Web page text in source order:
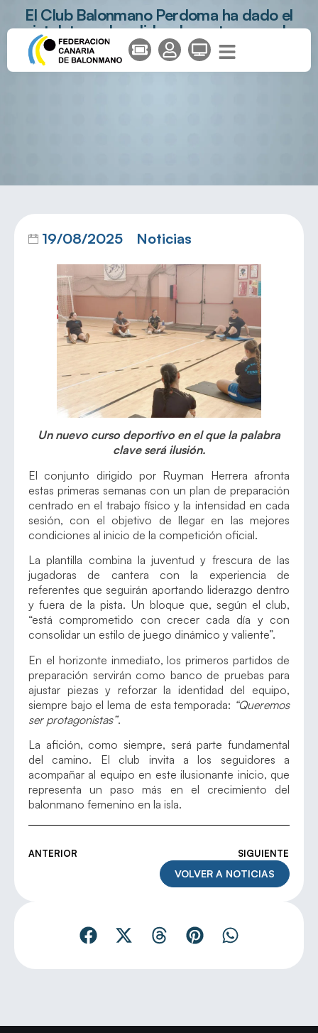
El Club Balonmano Perdoma ha dado el
pistoletazo de salida a la pretemporada
de su equipo de División de Honor Plata
Femenina,
19/08/2025 Noticias
Un nuevo curso deportivo en el que la palabra
clave será ilusión.
El conjunto dirigido por Ruyman Herrera afronta
estas primeras semanas con un plan de preparación
centrado en el trabajo físico y la intensidad en cada
sesión, con el objetivo de llegar en las mejores
condiciones al inicio de la competición oficial.
La plantilla combina la juventud y frescura de las
jugadoras de cantera con la experiencia de
referentes que seguirán aportando liderazgo dentro
y fuera de la pista. Un bloque que, según el club,
“está comprometido con crecer cada día y con
consolidar un estilo de juego dinámico y valiente”.
En el horizonte inmediato, los primeros partidos de
preparación servirán como banco de pruebas para
ajustar piezas y reforzar la identidad del equipo,
siempre bajo el lema de esta temporada: “Queremos
ser protagonistas”.
La afición, como siempre, será parte fundamental
del camino. El club invita a los seguidores a
acompañar al equipo en este ilusionante inicio, que
representa un paso más en el crecimiento del
balonmano femenino en la isla.
ANTERIOR SIGUIENTE
VOLVER A NOTICIAS